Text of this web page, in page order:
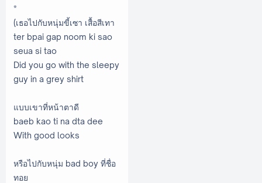
*
(เธอไปกับหนุ่มขี้เซา เสื้อสีเทา
ter bpai gap noom ki sao
seua si tao
Did you go with the sleepy
guy in a grey shirt
แบบเขาที่หน้าตาดี
baeb kao ti na dta dee
With good looks
หรือไปกับหนุ่ม bad boy ที่ชื่อ
ทอย